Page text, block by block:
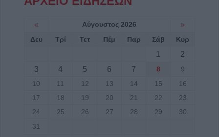
« Αύγουστος 2026 »
Δευ Τρί Τετ Πέμ Παρ Σάβ Κυρ
1
2
3
4 5 6 7 8
9
10
11 12 13 14 15
16
17
18 19 20 21 22
23
24
25 26 27 28 29
30
31